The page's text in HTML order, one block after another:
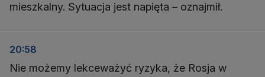
mieszkalny. Sytuacja jest napięta – oznajmił.
20:58
Nie możemy lekceważyć ryzyka, że Rosja w